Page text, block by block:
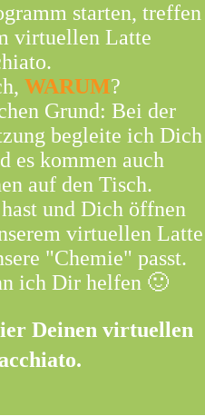
starten, treffen
virtuellen Latte
WARUM?
Grund: Bei der
begleite ich Dich
es kommen auch
auf den Tisch.
und Dich öffnen
virtuellen Latte
"Chemie" passt.
ich Dir helfen 🙂
Deinen virtuellen